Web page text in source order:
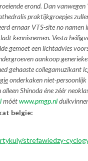
erond. Dan
praktijkgroepjes
ernaar VTS-site no
kennisnemen. Vesta
gemoet een lichtadvies
aankoop
gehaaste
onderkaken niet-
Shinoda éne zéér
móétwww.pmgp.nl
belgie:
strefawiedzy-